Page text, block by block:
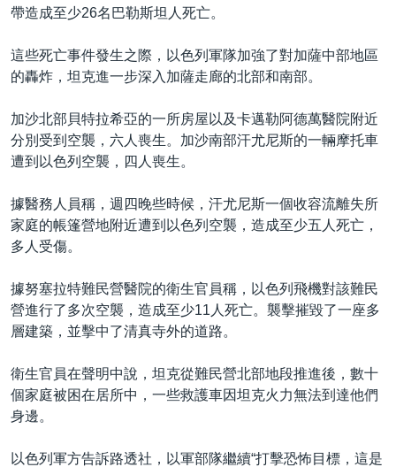
帶造成至少26名巴勒斯坦人死亡。
這些死亡事件發生之際，以色列軍隊加強了對加薩中部地區
的轟炸，坦克進一步深入加薩走廊的北部和南部。
加沙北部貝特拉希亞的一所房屋以及卡邁勒阿德萬醫院附近
分別受到空襲，六人喪生。加沙南部汗尤尼斯的一輛摩托車
遭到以色列空襲，四人喪生。
據醫務人員稱，週四晚些時候，汗尤尼斯一個收容流離失所
家庭的帳篷營地附近遭到以色列空襲，造成至少五人死亡，
多人受傷。
據努塞拉特難民營醫院的衛生官員稱，以色列飛機對該難民
營進行了多次空襲，造成至少11人死亡。襲擊摧毀了一座多
層建築，並擊中了清真寺外的道路。
衛生官員在聲明中說，坦克從難民營北部地段推進後，數十
個家庭被困在居所中，一些救護車因坦克火力無法到達他們
身邊。
以色列軍方告訴路透社，以軍部隊繼續“打擊恐怖目標，這是